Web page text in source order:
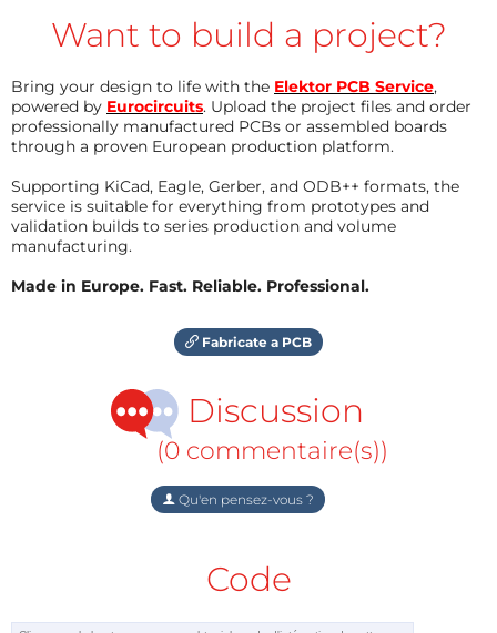
Want to build a project?
Bring your design to life with the Elektor PCB Service,
powered by Eurocircuits. Upload the project files and order
professionally manufactured PCBs or assembled boards
through a proven European production platform.
Supporting KiCad, Eagle, Gerber, and ODB++ formats, the
service is suitable for everything from prototypes and
validation builds to series production and volume
manufacturing.
Made in Europe. Fast. Reliable. Professional.
Fabricate a PCB
Discussion
(0 commentaire(s))
Qu'en pensez-vous ?
Code